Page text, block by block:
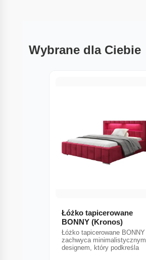
Wybrane dla Ciebie
Łóżko tapicerowane
BONNY (Kronos)
Łóżko tapicerowane BONNY
zachwyca minimalistycznym
designem, który podkreśla